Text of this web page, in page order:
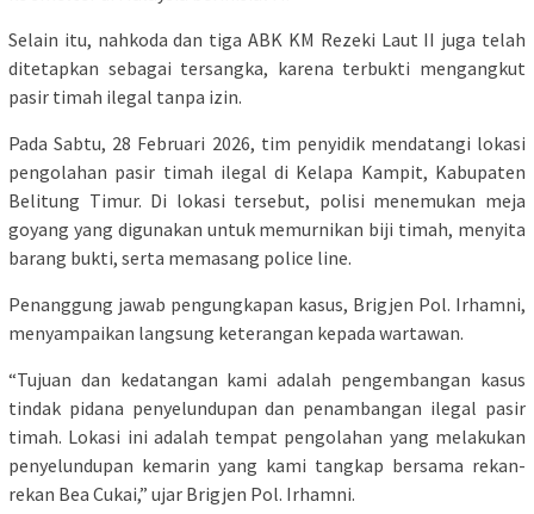
Selain itu, nahkoda dan tiga ABK KM Rezeki Laut II juga telah
ditetapkan sebagai tersangka, karena terbukti mengangkut
pasir timah ilegal tanpa izin.
Pada Sabtu, 28 Februari 2026, tim penyidik mendatangi lokasi
pengolahan pasir timah ilegal di Kelapa Kampit, Kabupaten
Belitung Timur. Di lokasi tersebut, polisi menemukan meja
goyang yang digunakan untuk memurnikan biji timah, menyita
barang bukti, serta memasang police line.
Penanggung jawab pengungkapan kasus, Brigjen Pol. Irhamni,
menyampaikan langsung keterangan kepada wartawan.
“Tujuan dan kedatangan kami adalah pengembangan kasus
tindak pidana penyelundupan dan penambangan ilegal pasir
timah. Lokasi ini adalah tempat pengolahan yang melakukan
penyelundupan kemarin yang kami tangkap bersama rekan-
rekan Bea Cukai,” ujar Brigjen Pol. Irhamni.